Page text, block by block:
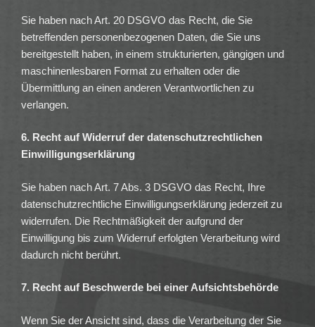
Sie haben nach Art. 20 DSGVO das Recht, die Sie
betreffenden personenbezogenen Daten, die Sie uns
bereitgestellt haben, in einem strukturierten, gängigen und
maschinenlesbaren Format zu erhalten oder die
Übermittlung an einen anderen Verantwortlichen zu
verlangen.
6. Recht auf Widerruf der datenschutzrechtlichen
Einwilligungserklärung
Sie haben nach Art. 7 Abs. 3 DSGVO das Recht, Ihre
datenschutzrechtliche Einwilligungserklärung jederzeit zu
widerrufen. Die Rechtmäßigkeit der aufgrund der
Einwilligung bis zum Widerruf erfolgten Verarbeitung wird
dadurch nicht berührt.
7. Recht auf Beschwerde bei einer Aufsichtsbehörde
Wenn Sie der Ansicht sind, dass die Verarbeitung der Sie